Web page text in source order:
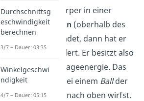
Wenn sich ein Körper in einer
erhöhten Position (oberhalb des
Erdbodens) befindet, dann hat er
seine Lage geändert. Er besitzt also
eine bestimmte Lageenergie. Das
ist zum Beispiel bei einem Ballder
Fall, wenn du ihn nach oben wirfst.
Durchschnittsg
eschwindigkeit
berechnen
3/7 – Dauer: 03:35
Winkelgeschwi
ndigkeit
4/7 – Dauer: 05:15